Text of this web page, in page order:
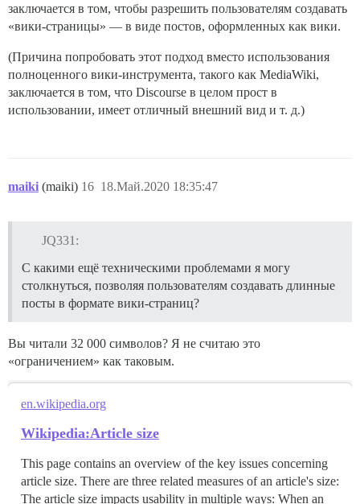
заключается в том, чтобы разрешить пользователям создавать
«вики-страницы» — в виде постов, оформленных как вики.
(Причина попробовать этот подход вместо использования
полноценного вики-инструмента, такого как MediaWiki,
заключается в том, что Discourse в целом прост в
использовании, имеет отличный внешний вид и т. д.)
maiki (maiki) 18.Май.2020 18:35:47
16
JQ331:
С какими ещё техническими проблемами я могу
столкнуться, позволяя пользователям создавать длинные
посты в формате вики-страниц?
Вы читали 32 000 символов? Я не считаю это
«ограничением» как таковым.
en.wikipedia.org
Wikipedia:Article size
This page contains an overview of the key issues concerning
article size. There are three related measures of an article's size:
The article size impacts usability in multiple ways: When an